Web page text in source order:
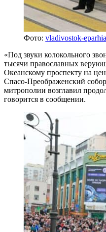
Фото: vladivostok-
«Под звуки колокольного
тысячи православных
Океанскому проспекту на
Спасо-Преображенский
митрополии возглавил
говорится в сообщении.